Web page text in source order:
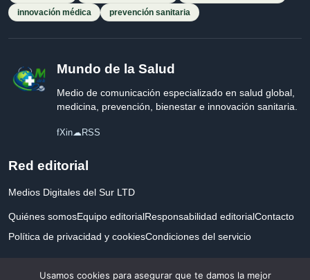
innovación médica
prevención sanitaria
Mundo de la Salud
Medio de comunicación especializado en salud global,
medicina, prevención, bienestar e innovación sanitaria.
fXin☁RSS
Red editorial
Medios Digitales del Sur LTD
Quiénes somosEquipo editorialResponsabilidad editorialContacto
Política de privacidad y cookiesCondiciones del servicio
Usamos cookies para asegurar que te damos la mejor